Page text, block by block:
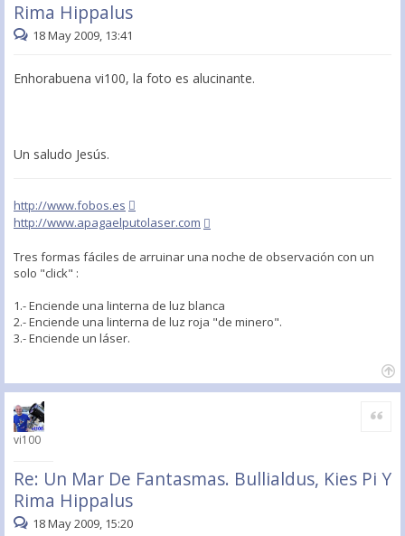
Rima Hippalus
18 May 2009, 13:41
Enhorabuena vi100, la foto es alucinante.
Un saludo Jesús.
http://www.fobos.es
http://www.apagaelputolaser.com
Tres formas fáciles de arruinar una noche de observación con un
solo "click" :
1.- Enciende una linterna de luz blanca
2.- Enciende una linterna de luz roja "de minero".
3.- Enciende un láser.
vi100
Re: Un Mar De Fantasmas. Bullialdus, Kies Pi Y
Rima Hippalus
Citar
18 May 2009, 15:20